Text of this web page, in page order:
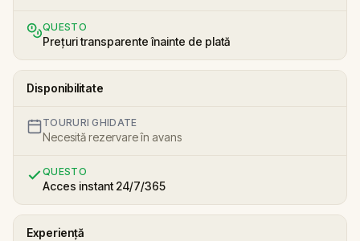
QUESTO
Prețuri transparente înainte de plată
Disponibilitate
TOURURI GHIDATE
Necesită rezervare în avans
QUESTO
Acces instant 24/7/365
Experiență